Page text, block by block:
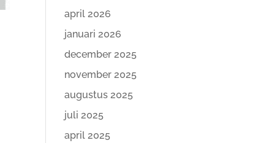
april 2026
januari 2026
december 2025
november 2025
augustus 2025
juli 2025
april 2025